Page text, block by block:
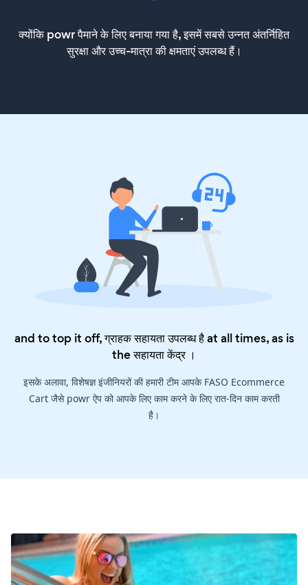
क्योंकि powr पैमाने के लिए बनाया गया है, इसमें सबसे उन्नत अंतर्निहित
सुरक्षा और उच्च-मात्रा की क्षमताएं उपलब्ध हैं।
and to top it off, ग्राहक सहायता उपलब्ध है at all times, as is
theसहायता केंद्र।
इसके अलावा, विशेषज्ञ इंजीनियरों की हमारी टीम आपके FASO Ecommerce
Cart जैसे powr ऐप को आपके लिए काम करने के लिए रात-दिन काम करती
है।